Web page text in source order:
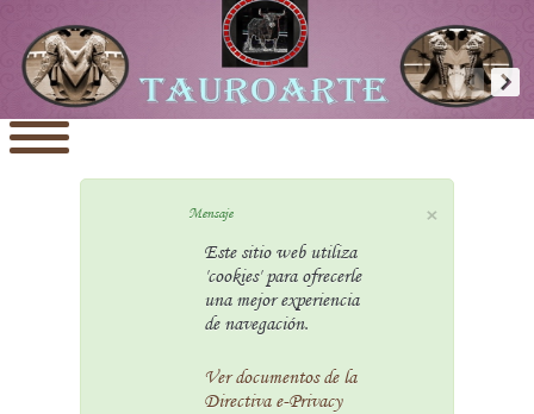
×
Mensaje
Este sitio web utiliza
'cookies' para ofrecerle
una mejor experiencia
de navegación.
Ver documentos de la
Directiva e-Privacy